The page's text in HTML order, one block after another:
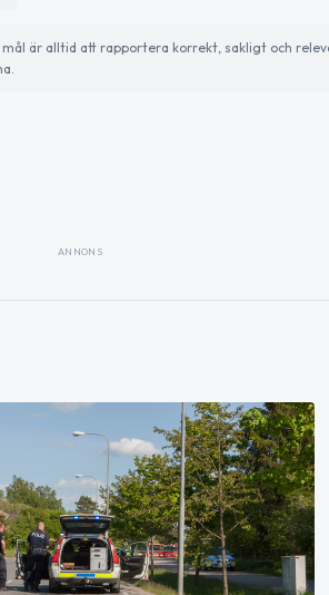
är alltid att rapportera korrekt, sakligt och
ANNONS